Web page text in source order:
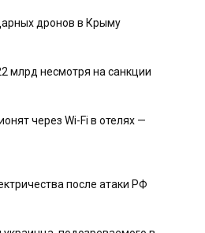
дронов в Крыму
млрд несмотря на санкции
через Wi-Fi в отелях —
после атаки РФ